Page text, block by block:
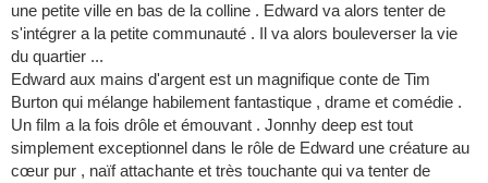
une petite ville en bas de la colline . Edward va alors tenter de
s'intégrer a la petite communauté . Il va alors bouleverser la vie
du quartier ...
Edward aux mains d'argent est un magnifique conte de Tim
Burton qui mélange habilement fantastique , drame et comédie .
Un film a la fois drôle et émouvant . Jonnhy deep est tout
simplement exceptionnel dans le rôle de Edward une créature au
cœur pur , naïf attachante et très touchante qui va tenter de